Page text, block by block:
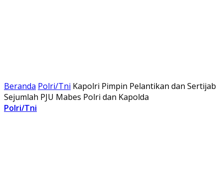
Beranda Polri/Tni Kapolri Pimpin Pelantikan dan Sertijab
Sejumlah PJU Mabes Polri dan Kapolda
Polri/Tni